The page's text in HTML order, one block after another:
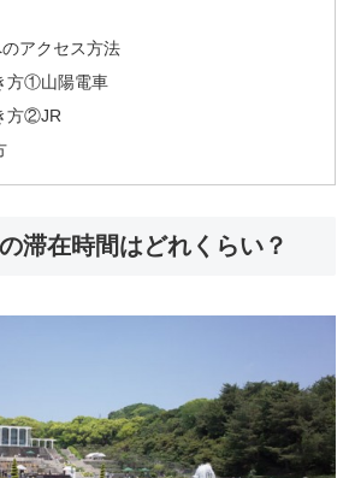
アクセス方法
方①山陽電車
方②JR
滞在時間はどれくらい？